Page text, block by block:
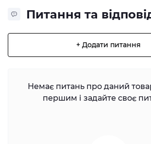
Питання та
+ Додати питання
Немає питань про даний
першим і задайте своє